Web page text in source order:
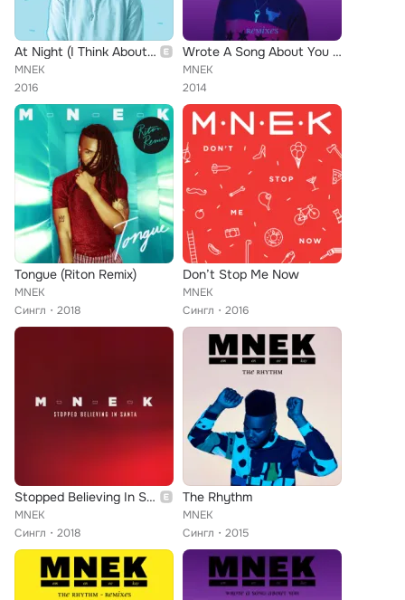
At Night (I Think About You) (Remixes)
MNEK
2016
Wrote A Song About You (Remixes)
MNEK
2014
Tongue (Riton Remix)
MNEK
Сингл
2018
Don’t Stop Me Now
MNEK
Сингл
2016
Stopped Believing In Santa
MNEK
Сингл
2018
The Rhythm
MNEK
Сингл
2015